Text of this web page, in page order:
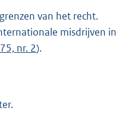
van het recht.
misdrijven in
nr. 2).